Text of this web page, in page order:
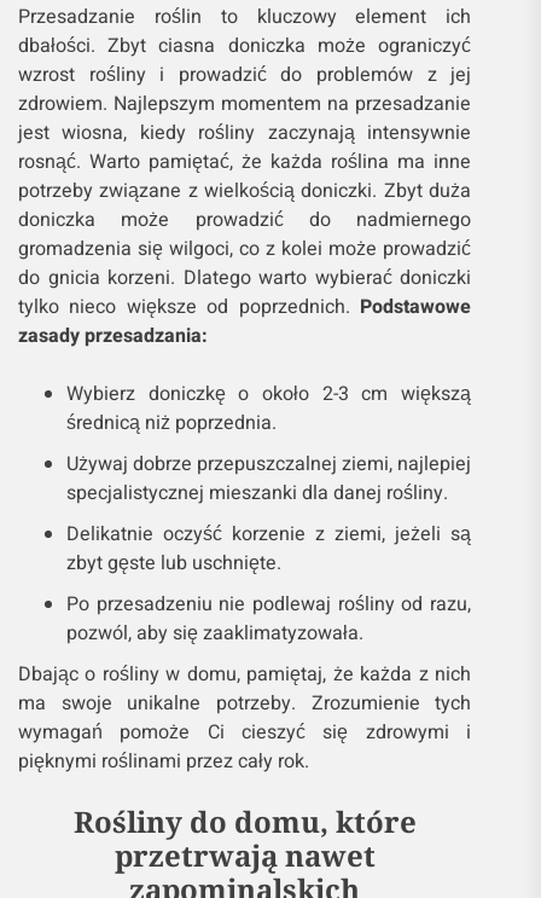
Przesadzanie roślin to kluczowy element ich
dbałości. Zbyt ciasna doniczka może ograniczyć
wzrost rośliny i prowadzić do problemów z jej
zdrowiem. Najlepszym momentem na przesadzanie
jest wiosna, kiedy rośliny zaczynają intensywnie
rosnąć. Warto pamiętać, że każda roślina ma inne
potrzeby związane z wielkością doniczki. Zbyt duża
doniczka może prowadzić do nadmiernego
gromadzenia się wilgoci, co z kolei może prowadzić
do gnicia korzeni. Dlatego warto wybierać doniczki
tylko nieco większe od poprzednich. Podstawowe
zasady przesadzania:
Wybierz doniczkę o około 2-3 cm większą
średnicą niż poprzednia.
Używaj dobrze przepuszczalnej ziemi, najlepiej
specjalistycznej mieszanki dla danej rośliny.
Delikatnie oczyść korzenie z ziemi, jeżeli są
zbyt gęste lub uschnięte.
Po przesadzeniu nie podlewaj rośliny od razu,
pozwól, aby się zaaklimatyzowała.
Dbając o rośliny w domu, pamiętaj, że każda z nich
ma swoje unikalne potrzeby. Zrozumienie tych
wymagań pomoże Ci cieszyć się zdrowymi i
pięknymi roślinami przez cały rok.
Rośliny do domu, które
przetrwają nawet
zapominalskich